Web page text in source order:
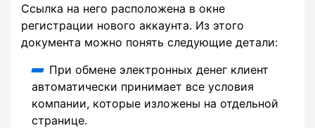
Ссылка на него расположена в окне
регистрации нового аккаунта. Из этого
документа можно понять следующие детали:
При обмене электронных денег клиент
автоматически принимает все условия
компании, которые изложены на отдельной
странице.